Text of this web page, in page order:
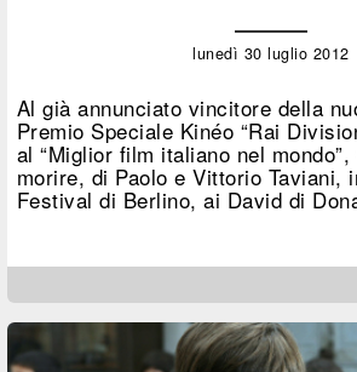
lunedì 30 luglio 2012
Al già annunciato vincitore della
Premio Speciale Kinéo “Rai
al “Miglior film italiano nel
morire, di Paolo e Vittorio Taviani,
Festival di Berlino, ai David di